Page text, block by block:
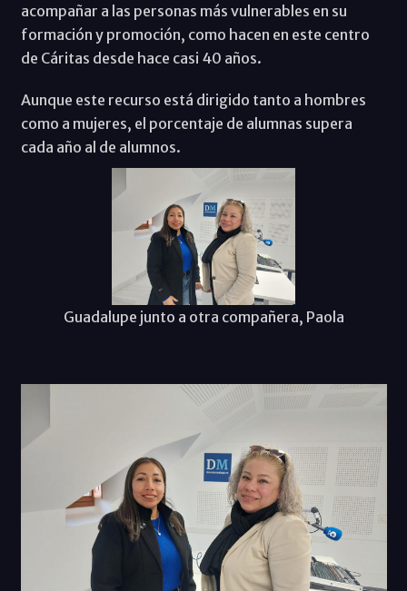
acompañar a las personas más vulnerables en su
formación y promoción, como hacen en este centro
de Cáritas desde hace casi 40 años.
Aunque este recurso está dirigido tanto a hombres
como a mujeres, el porcentaje de alumnas supera
cada año al de alumnos.
Guadalupe junto a otra compañera, Paola